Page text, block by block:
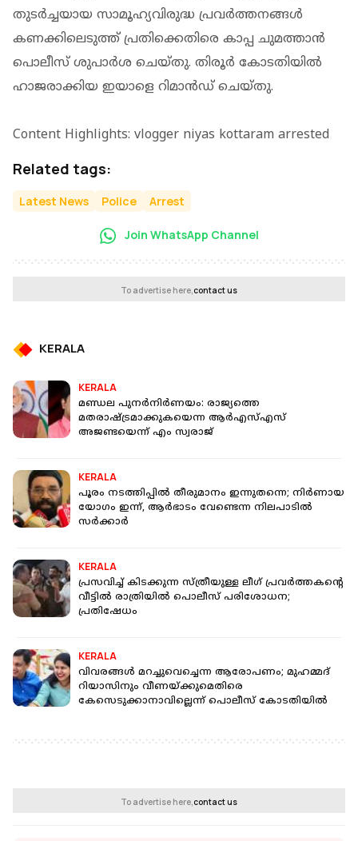
തുടര്‍ച്ചയായ സാമൂഹ്യവിരുദ്ധ പ്രവര്‍ത്തനങ്ങള്‍
കണക്കിലെടുത്ത് പ്രതിക്കെതിരെ കാപ്പ ചുമത്താന്‍
പൊലീസ് ശുപാര്‍ശ ചെയ്തു. തിരൂര്‍ കോടതിയില്‍
ഹാജരാക്കിയ ഇയാളെ റിമാന്‍ഡ് ചെയ്തു.
Content Highlights: vlogger niyas kottaram arrested
Related tags:
Latest News Police Arrest
Join WhatsApp Channel
To advertise here,contact us
KERALA
KERALA
മണ്ഡല പുനര്‍നിര്‍ണയം: രാജ്യത്തെ
മതരാഷ്ട്രമാക്കുകയെന്ന ആര്‍എസ്എസ്
അജണ്ടയെന്ന് എം സ്വരാജ്
KERALA
പൂരം നടത്തിപ്പില്‍ തീരുമാനം ഇന്നുതന്നെ; നിര്‍ണായ
യോഗം ഇന്ന്, ആർഭാടം വേണ്ടെന്ന നിലപാടിൽ
സർക്കാർ
KERALA
പ്രസവിച്ച് കിടക്കുന്ന സ്ത്രീയുള്ള ലീഗ് പ്രവർത്തകന്റെ
വീട്ടിൽ രാത്രിയിൽ പൊലീസ് പരിശോധന;
പ്രതിഷേധം
KERALA
വിവരങ്ങൾ മറച്ചുവെച്ചെന്ന ആരോപണം; മുഹമ്മദ്
റിയാസിനും വീണയ്ക്കുമെതിരെ
കേസെടുക്കാനാവില്ലെന്ന് പൊലീസ് കോടതിയിൽ
To advertise here,contact us